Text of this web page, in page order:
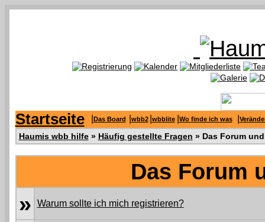
Startseite Das Board wbb2 wbblite Wo finde ich was
Haumis wbb hilfe» Häufig gestellte Fragen » Das Forum
Das Forum
»
Warum sollte ich mich registrieren?